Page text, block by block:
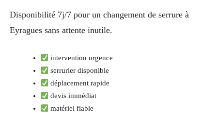
Disponibilité 7j/7 pour un changement de serrure à
Eyragues sans attente inutile.
intervention urgence
serrurier disponible
déplacement rapide
devis immédiat
matériel fiable